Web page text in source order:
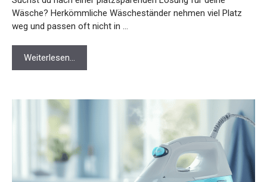
Wäsche? Herkömmliche Wäscheständer nehmen viel Platz
weg und passen oft nicht in …
Weiterlesen…